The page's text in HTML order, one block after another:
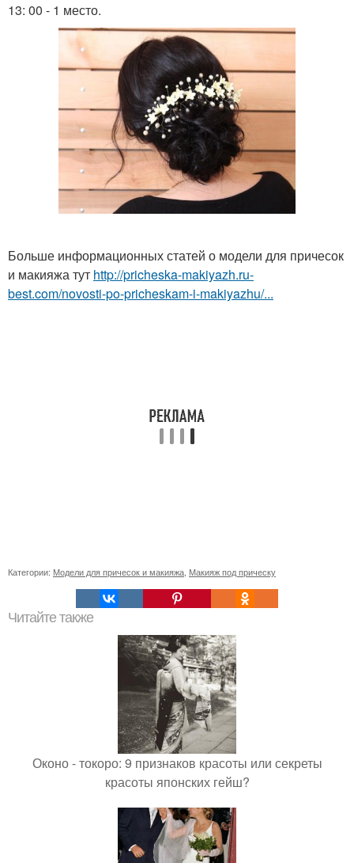
13: 00 - 1 место.
Больше информационных статей о модели для причесок
и макияжа тут http://pricheska-makiyazh.ru-
best.com/novosti-po-pricheskam-i-makiyazhu/...
Категории: Модели для причесок и макияжа Макияж под прическу
Читайте также
Оконо - токоро: 9 признаков красоты или секреты
красоты японских гейш?